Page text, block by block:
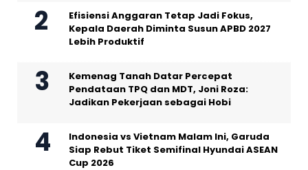
Efisiensi Anggaran Tetap Jadi Fokus,
Kepala Daerah Diminta Susun APBD 2027
Lebih Produktif
Kemenag Tanah Datar Percepat
Pendataan TPQ dan MDT, Joni Roza:
Jadikan Pekerjaan sebagai Hobi
Indonesia vs Vietnam Malam Ini, Garuda
Siap Rebut Tiket Semifinal Hyundai ASEAN
Cup 2026